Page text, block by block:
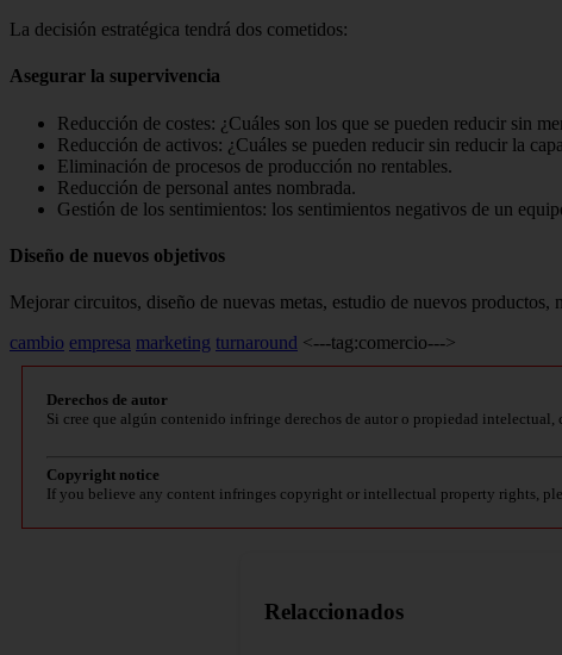
La decisión estratégica tendrá dos co­metidos:
Asegurar la supervivencia
Reducción de costes: ¿Cuáles son los que se pueden reducir sin
Reducción de activos: ¿Cuáles se pue­den reducir sin reducir la
Eliminación de procesos de produc­ción no rentables.
Reducción de personal antes nom­brada.
Gestión de los sentimientos: los sen­timientos negativos de un
Diseño de nuevos objetivos
Mejorar circuitos, diseño de nuevas me­tas, estudio de nuevos
cambio empresa marketing turnaround <---tag:comercio--->
Derechos de autor
Si cree que algún contenido infringe derechos de autor o propiedad intelectual,
Copyright notice
If you believe any content infringes copyright or intellectual property rights,
Relaccionados